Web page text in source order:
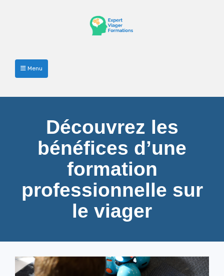
Menu
Découvrez les
bénéfices d’une
formation
professionnelle sur
le viager